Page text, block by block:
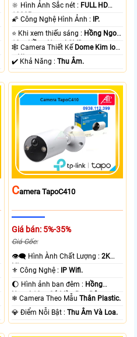
🔆 Hình Ảnh Sắc nét : FULL HD
1080P .
🌠 Công Nghệ Hình Ảnh : IP.
⭐ Khi xem thiếu sáng : Hồng Ngoại
10m Hồng Ngoại SMD.
🕸️ Camera Thiết Kế Dome Kim loại
+ Nhựa.
️✔️ Khả Năng :Thu Âm.
CAmera TapoC410
Giá bán: 5%-35%
Giá Gốc:
👁️‍🗨 Hình Ành Chất Lượng :2K
Lite .
⚜️ Công Nghệ : IP Wifi.
🌔 Hình ảnh ban đêm : Hồng
Ngoại 10m Có Màu Ban Ðêm.
❄ Camera Theo MẫuThân Plastic.
️💎 Điểm Nỗi Bật :Thu Âm Và Loa.